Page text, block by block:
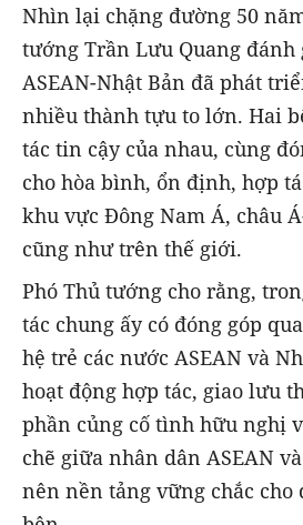
Nhìn lại chặng đường 50
tướng Trần Lưu Quang đánh
ASEAN-Nhật Bản đã phát
nhiều thành tựu to lớn. Hai
tác tin cậy của nhau, cùng
cho hòa bình, ổn định, hợp
khu vực Đông Nam Á, châu
cũng như trên thế giới.
Phó Thủ tướng cho rằng,
tác chung ấy có đóng góp
hệ trẻ các nước ASEAN và
hoạt động hợp tác, giao lưu
phần củng cố tình hữu nghị
chẽ giữa nhân dân ASEAN
nên nền tảng vững chắc cho